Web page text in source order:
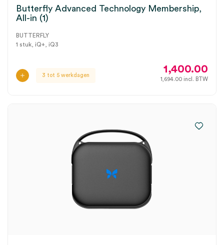
Butterfly Advanced Technology Membership,
All-in (1)
BUTTERFLY
1 stuk, iQ+, iQ3
3 tot 5 werkdagen
1,400.00
1,694.00 incl. BTW